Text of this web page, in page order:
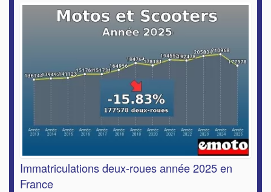
Immatriculations deux-roues année 2025 en
France